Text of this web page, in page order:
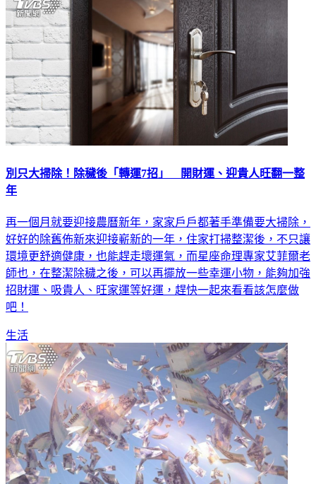
別只大掃除！除穢後「轉運7招」 開財運、迎貴人旺翻一整
年
再一個月就要迎接農曆新年，家家戶戶都著手準備要大掃除，
好好的除舊佈新來迎接嶄新的一年，住家打掃整潔後，不只讓
環境更舒適健康，也能趕走壞運氣，而星座命理專家艾菲爾老
師也，在整潔除穢之後，可以再擺放一些幸運小物，能夠加強
招財運、吸貴人、旺家運等好運，趕快一起來看看該怎麼做
吧！
生活